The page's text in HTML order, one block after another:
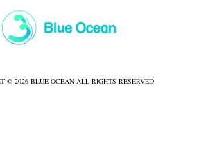
© 2026 BLUE OCEAN ALL RIGHTS RESERVED